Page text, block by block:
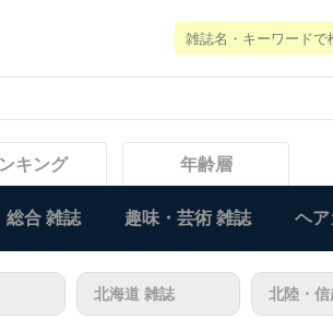
キング 年齢層
総合 雑誌 趣味・芸術 雑誌 ヘ
北海道 雑誌 北陸・